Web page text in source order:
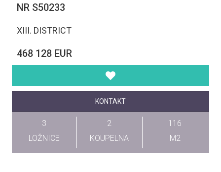
NR S50233
XIII. DISTRICT
468 128 EUR
KONTAKT
3
LOŽNICE
2
KOUPELNA
116
M2